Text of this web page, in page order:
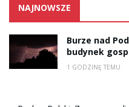
NAJNOWSZE
Burze nad
budynek
1 GODZINĘ TEMU